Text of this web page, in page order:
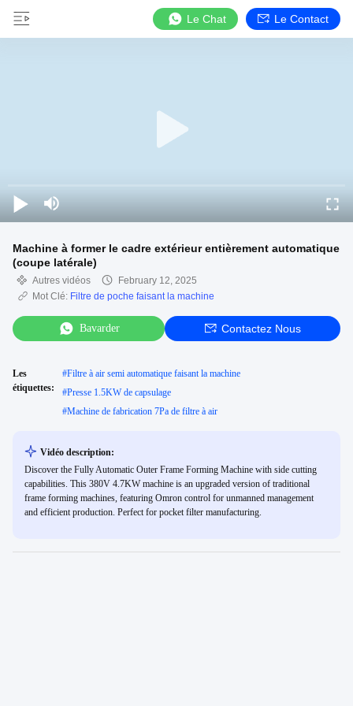
Le Chat Le Contact
Machine à former le cadre extérieur entièrement automatique
(coupe latérale)
Autres vidéos
February 12, 2025
Mot Clé: Filtre de poche faisant la machine
Bavarder Contactez Nous
Les
étiquettes:
#Filtre à air semi automatique faisant la machine
#Presse 1.5KW de capsulage
#Machine de fabrication 7Pa de filtre à air
Vidéo description:
Discover the Fully Automatic Outer Frame Forming Machine with side cutting
capabilities. This 380V 4.7KW machine is an upgraded version of traditional
frame forming machines, featuring Omron control for unmanned management
and efficient production. Perfect for pocket filter manufacturing.